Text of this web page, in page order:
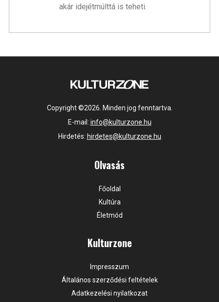
akár idejétmúlttá is teheti.
Copyright ©2026. Minden jog fenntartva.
E-mail: info@kulturzone.hu
Hirdetés: hirdetes@kulturzone.hu
Olvasás
Főoldal
Kultúra
Életmód
Kulturzone
Impresszum
Általános szerződési feltételek
Adatkezelési nyilatkozat